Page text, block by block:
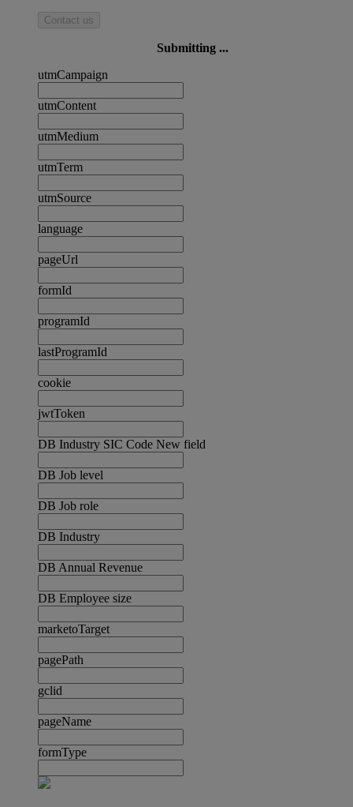
Contact us
Submitting ...
utmCampaign
utmContent
utmMedium
utmTerm
utmSource
language
pageUrl
formId
programId
lastProgramId
cookie
jwtToken
DB Industry SIC Code New field
DB Job level
DB Job role
DB Industry
DB Annual Revenue
DB Employee size
marketoTarget
pagePath
gclid
pageName
formType